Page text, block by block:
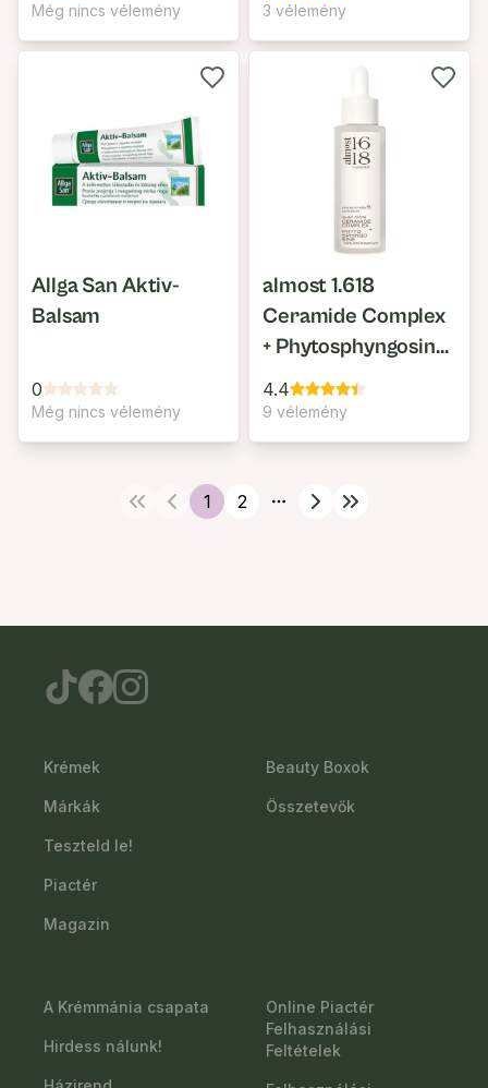
Még nincs vélemény 3 vélemény
Allga San Aktiv-
Balsam
0
Még nincs vélemény
almost 1.618
Ceramide Complex
+ Phytosphyngosine
Natural Biserum
4.4
9 vélemény
1 2
More pages
Krémek
Márkák
Teszteld le!
Piactér
Magazin
Beauty Boxok
Összetevők
A Krémmánia csapata
Hirdess nálunk!
Online Piactér
Felhasználási
Feltételek